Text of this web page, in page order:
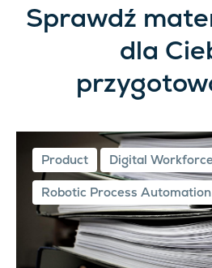
Sprawdź
dla
Product Digital Workforce
Robotic Process Automation